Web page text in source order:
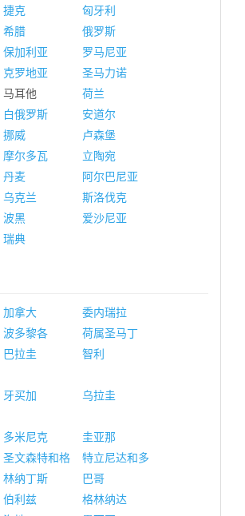
捷克
匈牙利
希腊
俄罗斯
保加利亚
罗马尼亚
克罗地亚
圣马力诺
马耳他
荷兰
白俄罗斯
安道尔
挪威
卢森堡
摩尔多瓦
立陶宛
丹麦
阿尔巴尼亚
乌克兰
斯洛伐克
波黑
爱沙尼亚
瑞典
加拿大
委内瑞拉
波多黎各
荷属圣马丁
巴拉圭
智利
牙买加
乌拉圭
多米尼克 圭亚那
圣文森特和格
林纳丁斯
特立尼达和多
巴哥
伯利兹
格林纳达